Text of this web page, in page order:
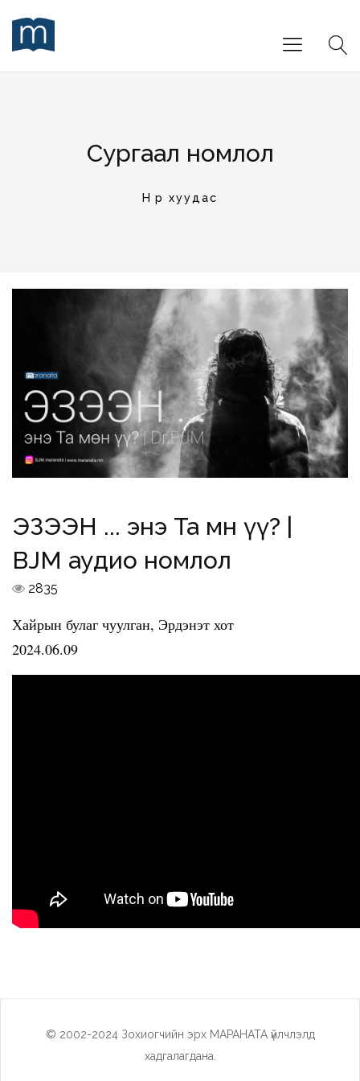
Сургаал номлол
Нүүр хуудас
ЭЗЭЭН ... энэ Та мөн үү? |
BJM аудио номлол
2835
Хайрын булаг чуулган, Эрдэнэт хот
2024.06.09
© 2002-2024 Зохиогчийн эрх МАРАНАТА үйлчлэлд
хадгалагдана.